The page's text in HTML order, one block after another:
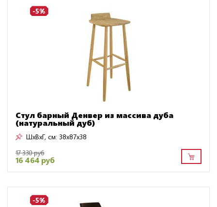
-5%
Стул барный Денвер из массива дуба
(натуральный дуб)
ШxВxГ, см: 38x87x38
17 330 руб
16 464 руб
-5%